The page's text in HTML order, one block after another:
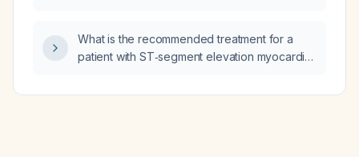
What is the recommended treatment for a
patient with ST‑segment elevation myocardial